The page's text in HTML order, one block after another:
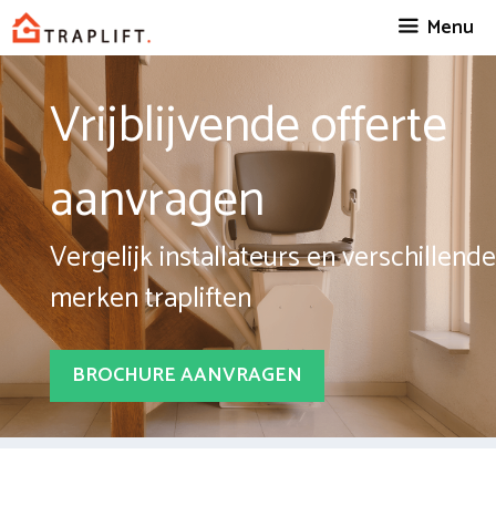
Spring
naar
inhoud
Menu
Vrijblijvende offerte
aanvragen
Vergelijk installateurs en verschillende
merken trapliften
BROCHURE AANVRAGEN